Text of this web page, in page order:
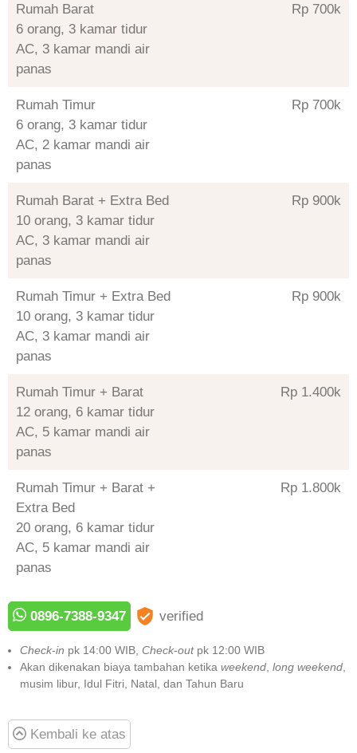
Rumah Barat
6 orang, 3 kamar tidur
AC, 3 kamar mandi air
panas
Rp 700
Rumah Timur
6 orang, 3 kamar tidur
AC, 2 kamar mandi air
panas
Rp 700
Rumah Barat + Extra Bed
10 orang, 3 kamar tidur
AC, 3 kamar mandi air
panas
Rp 900
Rumah Timur + Extra Bed
10 orang, 3 kamar tidur
AC, 3 kamar mandi air
panas
Rp 900
Rumah Timur + Barat
12 orang, 6 kamar tidur
AC, 5 kamar mandi air
panas
Rp 1.400
Rumah Timur + Barat +
Extra Bed
20 orang, 6 kamar tidur
AC, 5 kamar mandi air
panas
Rp 1.800
0896-7388-9347 verified
Check-in pk 14:00 WIB, Check-outpk 12:00 WIB
Akan dikenakan biaya tambahan ketika weekend long weekend
musim libur, Idul Fitri, Natal, dan Tahun Baru
Kembali ke atas